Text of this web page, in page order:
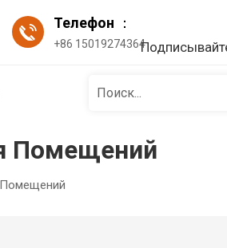
Телефон ：
+86 15019274364
Помещений